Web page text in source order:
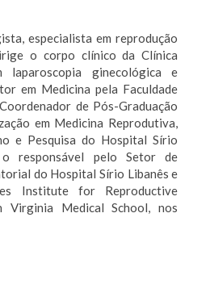
especialista em reprodução
o corpo clínico da Clínica
laparoscopia ginecológica e
em Medicina pela Faculdade
de Pós-Graduação
em Medicina Reprodutiva,
e Pesquisa do Hospital Sírio
o responsável pelo Setor de
do Hospital Sírio Libanês e
Institute for Reproductive
Virginia Medical School, nos